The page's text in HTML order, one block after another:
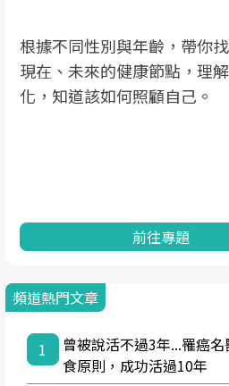
根據不同性別與年齡，帶你
現在、未來的健康節點，理
化，知道該如何照顧自己。
前往專題
頻道熱門文章
1
曾被說活不過3年...罹癌
食原則，成功活過10年